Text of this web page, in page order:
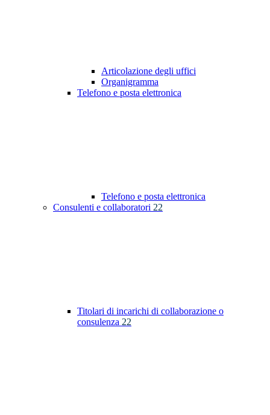
Articolazione degli uffici
Organigramma
Telefono e posta elettronica
Telefono e posta elettronica
Consulenti e collaboratori 22
Titolari di incarichi di collaborazione o
consulenza 22